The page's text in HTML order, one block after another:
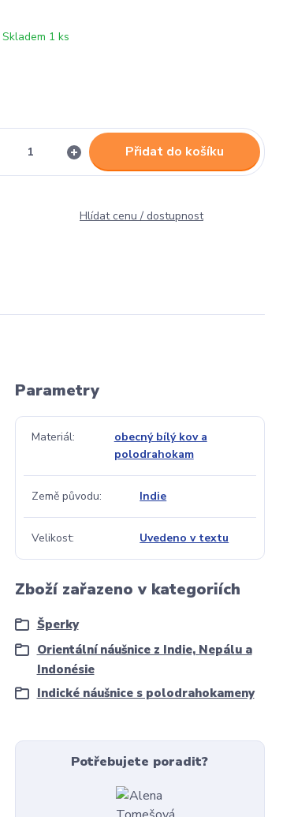
Skladem 1 ks
Přidat do košíku
Hlídat cenu / dostupnost
Parametry
Materiál
obecný bílý kov a
polodrahokam
Země původu Indie
Velikost Uvedeno v textu
Zboží zařazeno v kategoriích
Šperky
Orientální náušnice z Indie, Nepálu a
Indonésie
Indické náušnice s polodrahokameny
Potřebujete poradit?